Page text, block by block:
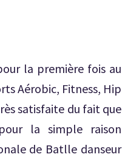
la première fois au
Aérobic, Fitness, Hip
satisfaite du fait que
la simple raison
de Batlle danseur